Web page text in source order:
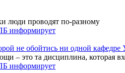
люди проводят по-разному
информирует
не обойтись ни одной
– это та дисциплина, которая
информирует